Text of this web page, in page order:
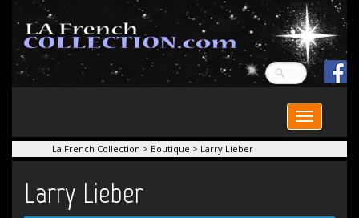
Toggle
navigation
La French Collection > Boutique > Larry Lieber
Larry Lieber